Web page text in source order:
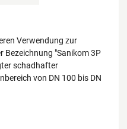
Verwendung zur
Bezeichnung "Sanikom 3P
schadhafter
von DN 100 bis DN